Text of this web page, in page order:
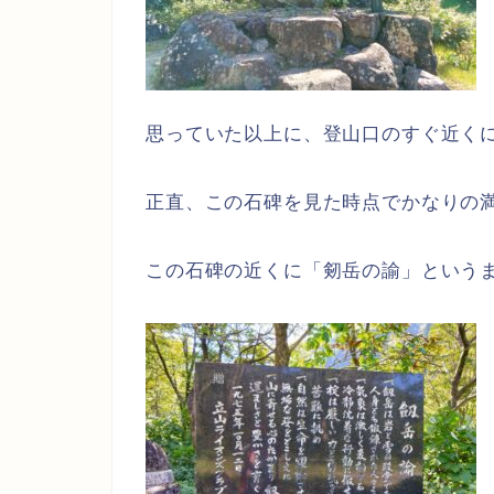
思っていた以上に、登山口のすぐ近く
正直、この石碑を見た時点でかなりの
この石碑の近くに「剱岳の諭」という